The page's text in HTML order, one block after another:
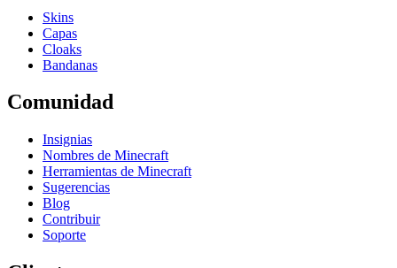
Skins
Capas
Cloaks
Bandanas
Comunidad
Insignias
Nombres de Minecraft
Herramientas de Minecraft
Sugerencias
Blog
Contribuir
Soporte